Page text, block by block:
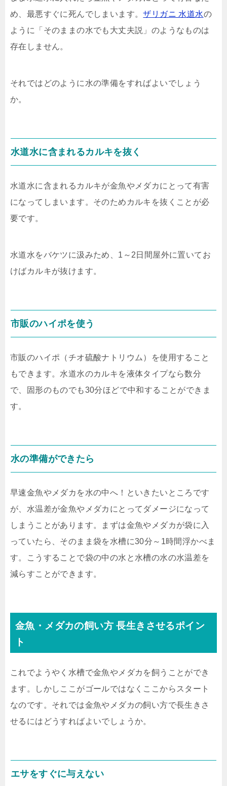
め、最悪すぐに死んでしまいます。ザリガニ 水道水の
ように「そのままの水でも大丈夫説」のようなものは
存在しません。
それではどのように水の準備をすればよいでしょう
か。
水道水に含まれるカルキを抜く
水道水に含まれるカルキが金魚やメダカにとって有害
になってしまいます。そのためカルキを抜くことが必
要です。
水道水をバケツに汲みため、1～2日間屋外に置いてお
けばカルキが抜けます。
市販のハイポを使う
市販のハイポ（チオ硫酸ナトリウム）を使用すること
もできます。水道水のカルキを液体タイプなら数分
で、固形のものでも30分ほどで中和することができま
す。
水の準備ができたら
早速金魚やメダカを水の中へ！といきたいところです
が、水温差が金魚やメダカにとってダメージになって
しまうことがあります。まずは金魚やメダカが袋に入
っていたら、そのまま袋を水槽に30分～1時間浮かべま
す。こうすることで袋の中の水と水槽の水の水温差を
減らすことができます。
金魚・メダカの飼い方 長生きさせるポイン
ト
これでようやく水槽で金魚やメダカを飼うことができ
ます。しかしここがゴールではなくここからスタート
なのです。それでは金魚やメダカの飼い方で長生きさ
せるにはどうすればよいでしょうか。
エサをすぐに与えない